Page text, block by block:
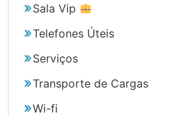
Sala Vip
Telefones Úteis
Serviços
Transporte de Cargas
Wi-fi